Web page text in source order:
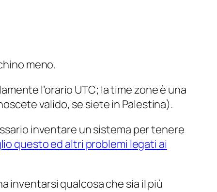
meno.
l’orario UTC; la time zone è una
valido, se siete in Palestina).
inventare un sistema per tenere
questo ed altri problemi legati ai
inventarsi qualcosa che sia il più